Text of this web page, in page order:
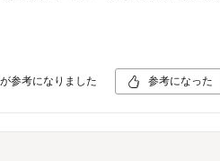
参考になりました 参考になった